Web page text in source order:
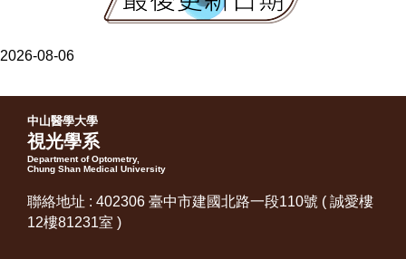
2026-08-06
中山醫學大學
視光學系
Department of Optometry,
Chung Shan Medical University
聯絡地址 : 402306 臺中市建國北路一段110號 ( 誠愛樓
12樓81231室 )